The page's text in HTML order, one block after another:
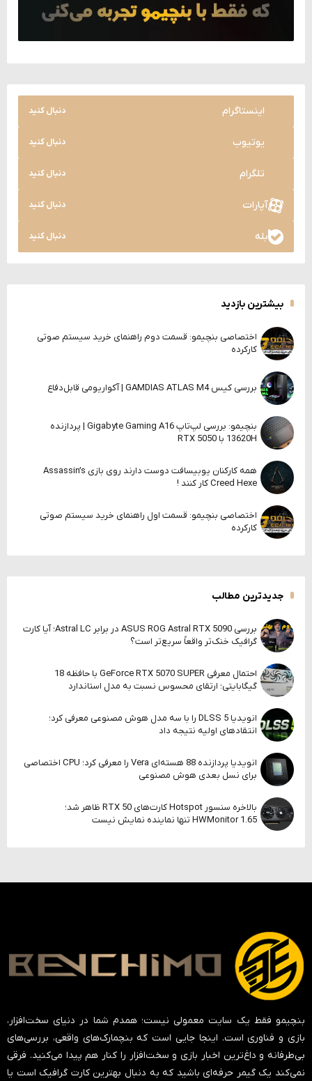
اینستاگرام دنبال کنید
یوتیوب دنبال کنید
تلگرام دنبال کنید
آپارات دنبال کنید
بله دنبال کنید
بیشترین بازدید
اختصاصی بنچیمو: قسمت دوم راهنمای خرید سیستم صوتی
کارکرده
بررسی کیس GAMDIAS ATLAS M4 | آکواریومی قابل‌دفاع
بنچیمو: بررسی لپ‌تاپ Gigabyte Gaming A16 | پردازنده
13620H با RTX 5050
همه کارکنان یوبیسافت دوست دارند روی بازی Assassin’s
Creed Hexe کار کنند !
اختصاصی بنچیمو: قسمت اول راهنمای خرید سیستم صوتی
کارکرده
جدیدترین مطالب
بررسی ASUS ROG Astral RTX 5090 در برابر Astral LC؛ آیا کارت
گرافیک خنک‌تر واقعاً سریع‌تر است؟
احتمال معرفی GeForce RTX 5070 SUPER با حافظه 18
گیگابایتی؛ ارتقای محسوس نسبت به مدل استاندارد
انویدیا DLSS 5 را با سه مدل هوش مصنوعی معرفی کرد؛
انتقادهای اولیه نتیجه داد
انویدیا پردازنده 88 هسته‌ای Vera را معرفی کرد؛ CPU اختصاصی
برای نسل بعدی هوش مصنوعی
بالاخره سنسور Hotspot کارت‌های RTX 50 ظاهر شد؛
HWMonitor 1.65 تنها نماینده نمایش نیست
بنچیمو فقط یک سایت معمولی نیست؛ همدم شما در دنیای سخت‌افزار،
بازی و فناوری است. اینجا جایی است که بنچمارک‌های واقعی، بررسی‌های
بی‌طرفانه و داغ‌ترین اخبار بازی و سخت‌افزار را کنار هم پیدا می‌کنید. فرقی
نمی‌کند یک گیمر حرفه‌ای باشید که به دنبال بهترین کارت گرافیک است یا